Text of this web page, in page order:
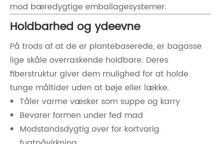
mod bæredygtige emballagesystemer.
Holdbarhed og ydeevne
På trods af at de er plantebaserede, er bagasse
lige skåle overraskende holdbare. Deres
fiberstruktur giver dem mulighed for at holde
tunge måltider uden at bøje eller lække.
Tåler varme væsker som suppe og karry
Bevarer formen under fed mad
Modstandsdygtig over for kortvarig